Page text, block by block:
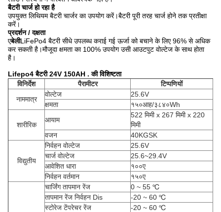
बैटरी चार्ज हो रहा है
उपयुक्त लिथियम बैटरी चार्जर का उपयोग करें।बैटरी पूरी तरह चार्ज होने तक प्रतीक्षा
करें।
प्रदर्शन / दक्षता
एबेलीLiFePo4 बैटरी सीधे उपलब्ध कराई गई ऊर्जा को बचाने के लिए 96% से अधिक
कर सकती है।मौजूदा क्षमता का 100% उपयोग उसी आउटपुट वोल्टेज के साथ होता
है।
Lifepo4 बैटरी 24V 150AH . की विशिष्टता
विनिर्देश
पैरामीटर
टिप्पणियों
नाममात्र
वोल्टेज
25.6V
क्षमता
१५०आह/३८४०Wh
शारीरिक
आयाम
522 मिमी x 267 मिमी x 220
मिमी
वजन
40KGSK
विद्युतीय
निर्वहन वोल्टेज
25.6V
चार्ज वोल्टेज
25.6~29.4V
आवेशित धारा
१००ए
निर्वहन वर्तमान
१५०ए
चार्जिंग तापमान रेंज
0 ~ 55 ℃
तापमान रेंज निर्वहन Dis
-20 ~ 60 ℃
स्टोरेज टेंपरेचर रेंज
-20 ~ 60 ℃